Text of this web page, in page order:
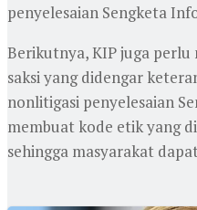
penyelesaian Sengketa
Berikutnya, KIP juga perlu
saksi yang didengar
nonlitigasi penyelesaian
membuat kode etik yang
sehingga masyarakat